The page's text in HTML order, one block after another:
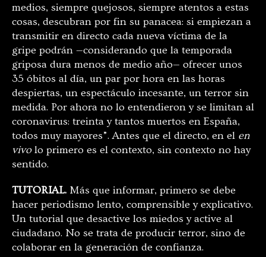
medios, siempre quejosos, siempre atentos a estas
cosas, descubran por fin su panacea: si empiezan a
transmitir en directo cada nueva víctima de la
gripe podrán —considerando que la temporada
griposa dura menos de medio año— ofrecer unos
35 óbitos al día, un par por hora en las horas
despiertas, un espectáculo incesante, un terror sin
medida. Por ahora no lo entendieron y se limitan al
coronavirus: treinta y tantos muertos en España,
todos muy mayores”. Antes que el directo, en el en
vivolo primero es el contexto, sin contexto no hay
sentido.
TUTORIAL. Más que informar, primero se debe
hacer periodismo lento, comprensible y explicativo.
Un tutorial que desactive los miedos y active al
ciudadano. No se trata de producir terror, sino de
colaborar en la generación de confianza.